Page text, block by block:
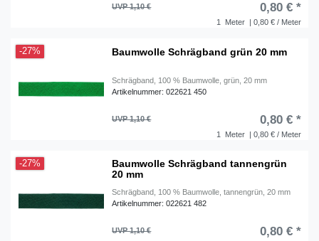
1 Meter | 0,80 € / Meter
UVP 1,10 € 0,80 € *
-27% Baumwolle Schrägband grün 20 mm
Schrägband, 100 % Baumwolle, grün, 20 mm
Artikelnummer: 022621 450
1 Meter | 0,80 € / Meter
UVP 1,10 € 0,80 € *
-27%
Baumwolle Schrägband tannengrün
20 mm
Schrägband, 100 % Baumwolle, tannengrün, 20 mm
Artikelnummer: 022621 482
UVP 1,10 € 0,80 € *